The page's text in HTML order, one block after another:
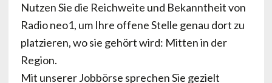
Nutzen Sie die Reichweite und Bekanntheit von
Radio neo1, um Ihre offene Stelle genau dort zu
platzieren, wo sie gehört wird: Mitten in der
Region.
Mit unserer Jobbörse sprechen Sie gezielt